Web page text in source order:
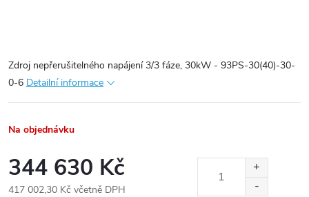
Zdroj nepřerušitelného napájení 3/3 fáze, 30kW - 93PS-30(40)-30-
0-6 Detailní informace
Na objednávku
344 630 Kč
417 002,30 Kč včetně DPH